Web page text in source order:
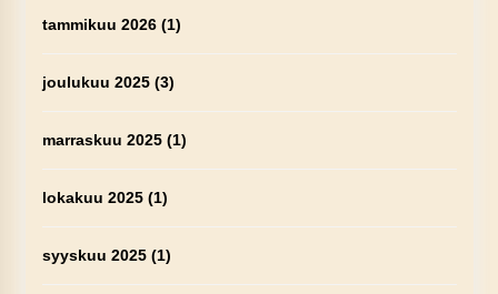
tammikuu 2026(1)
joulukuu 2025(3)
marraskuu 2025(1)
lokakuu 2025(1)
syyskuu 2025(1)